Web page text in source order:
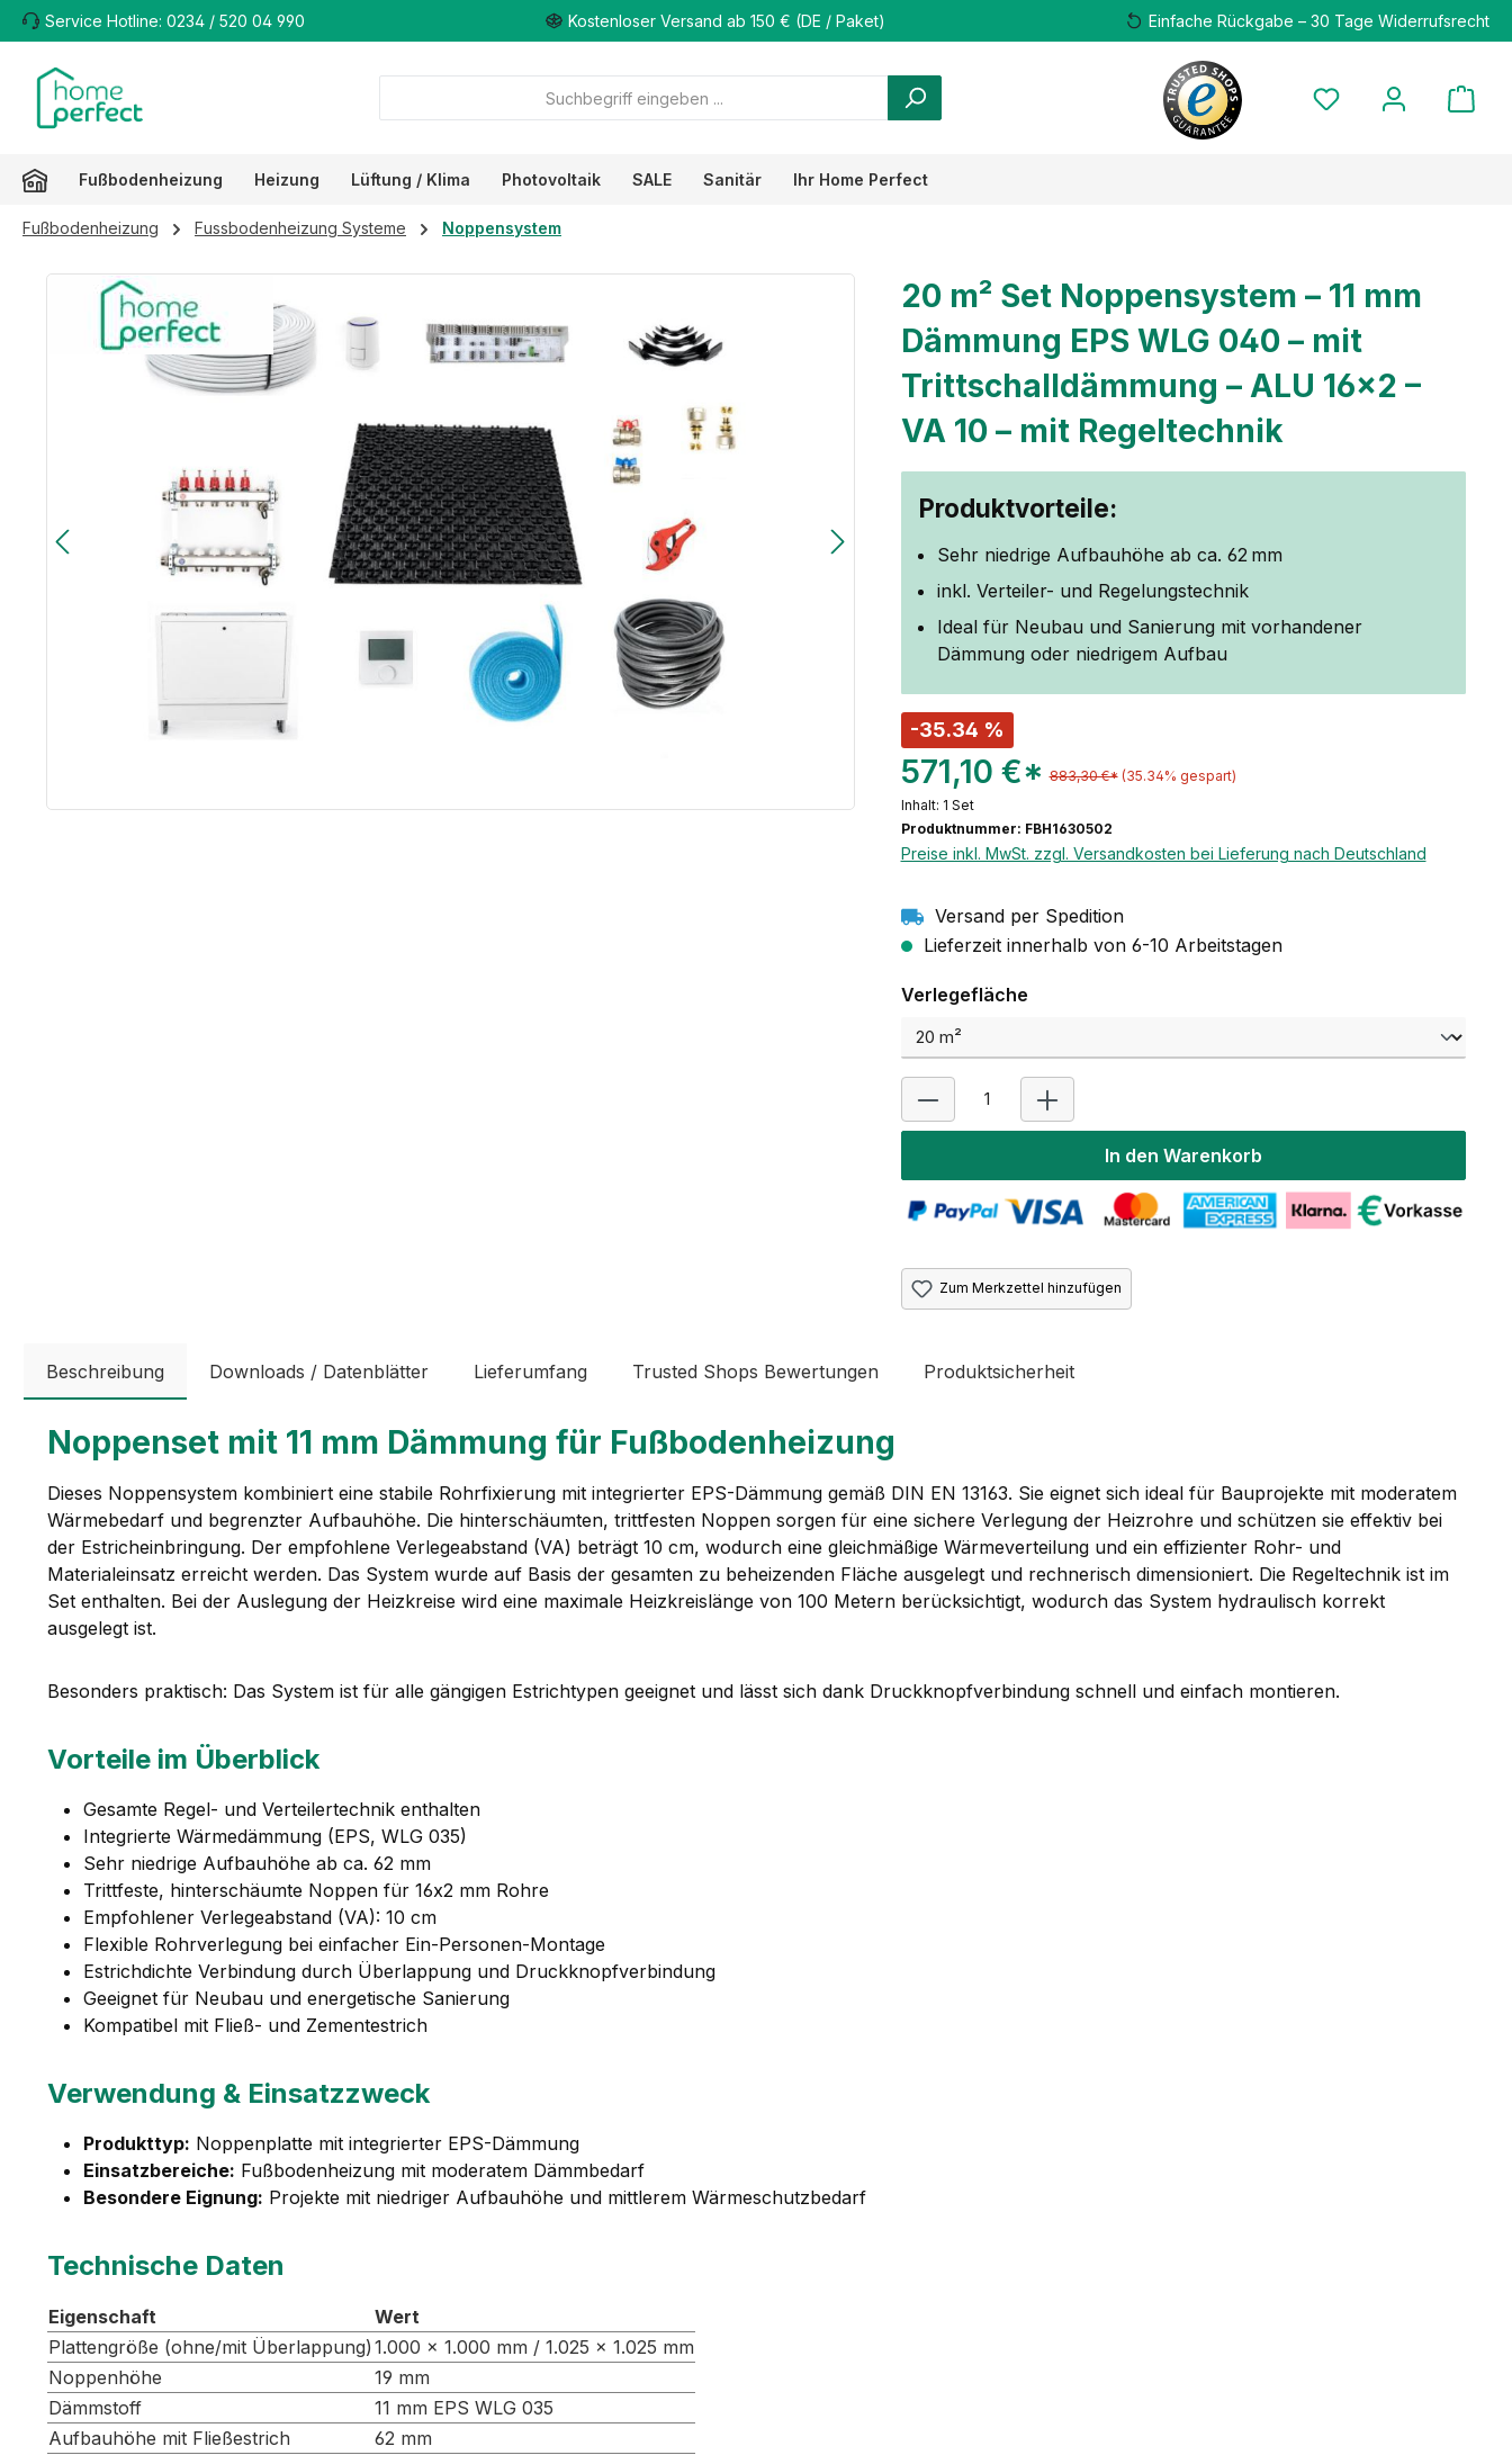
Hauptinhalt springen
Zur Suche springen
Zur Hauptnavigation springen
Service Hotline: 0234 / 520 04 990 Kostenloser Versand ab 150 € (DE / Paket) Einfache Rückgabe – 30 Tage Widerrufsrecht
Fußbodenheizung Heizung Lüftung / Klima Photovoltaik SALE Sanitär Ihr Home Perfect
Fußbodenheizung Fussbodenheizung Systeme Noppensystem
Bildergalerie überspringen
20 m² Set Noppensystem – 11 mm
Dämmung EPS WLG 040 – mit
Trittschalldämmung – ALU 16×2 –
VA 10 – mit Regeltechnik
Produktvorteile:
Sehr niedrige Aufbauhöhe ab ca. 62 mm
inkl. Verteiler- und Regelungstechnik
Ideal für Neubau und Sanierung mit vorhandener
Dämmung oder niedrigem Aufbau
-35.34 %
571,10 €* 883,30 €* (35.34% gespart)
Inhalt: 1 Set
Produktnummer: FBH1630502
Preise inkl. MwSt. zzgl. Versandkosten bei Lieferung nach Deutschland
Versand per Spedition
Lieferzeit innerhalb von 6-10 Arbeitstagen
Verlegeflächeauswählen
In den Warenkorb
Zum Merkzettel hinzufügen
Beschreibung Downloads / Datenblätter Lieferumfang Trusted Shops Bewertungen Produktsicherheit
Noppenset mit 11 mm Dämmung für Fußbodenheizung
Dieses Noppensystem kombiniert eine stabile Rohrfixierung mit integrierter EPS-Dämmung gemäß DIN EN 13163. Sie eignet sich ideal für Bauprojekte mit moderatem
Wärmebedarf und begrenzter Aufbauhöhe. Die hinterschäumten, trittfesten Noppen sorgen für eine sichere Verlegung der Heizrohre und schützen sie effektiv bei
der Estricheinbringung. Der empfohlene Verlegeabstand (VA) beträgt 10 cm, wodurch eine gleichmäßige Wärmeverteilung und ein effizienter Rohr- und
Materialeinsatz erreicht werden. Das System wurde auf Basis der gesamten zu beheizenden Fläche ausgelegt und rechnerisch dimensioniert. Die Regeltechnik ist im
Set enthalten. Bei der Auslegung der Heizkreise wird eine maximale Heizkreislänge von 100 Metern berücksichtigt, wodurch das System hydraulisch korrekt
ausgelegt ist.
Besonders praktisch: Das System ist für alle gängigen Estrichtypen geeignet und lässt sich dank Druckknopfverbindung schnell und einfach montieren.
Vorteile im Überblick
Gesamte Regel- und Verteilertechnik enthalten
Integrierte Wärmedämmung (EPS, WLG 035)
Sehr niedrige Aufbauhöhe ab ca. 62 mm
Trittfeste, hinterschäumte Noppen für 16x2 mm Rohre
Empfohlener Verlegeabstand (VA): 10 cm
Flexible Rohrverlegung bei einfacher Ein-Personen-Montage
Estrichdichte Verbindung durch Überlappung und Druckknopfverbindung
Geeignet für Neubau und energetische Sanierung
Kompatibel mit Fließ- und Zementestrich
Verwendung & Einsatzzweck
Produkttyp: Noppenplatte mit integrierter EPS-Dämmung
Einsatzbereiche: Fußbodenheizung mit moderatem Dämmbedarf
Besondere Eignung: Projekte mit niedriger Aufbauhöhe und mittlerem Wärmeschutzbedarf
Technische Daten
Eigenschaft
Wert
Plattengröße (ohne/mit Überlappung) 1.000 × 1.000 mm / 1.025 × 1.025 mm
Noppenhöhe
19 mm
Dämmstoff
11 mm EPS WLG 035
Aufbauhöhe mit Fließestrich
62 mm